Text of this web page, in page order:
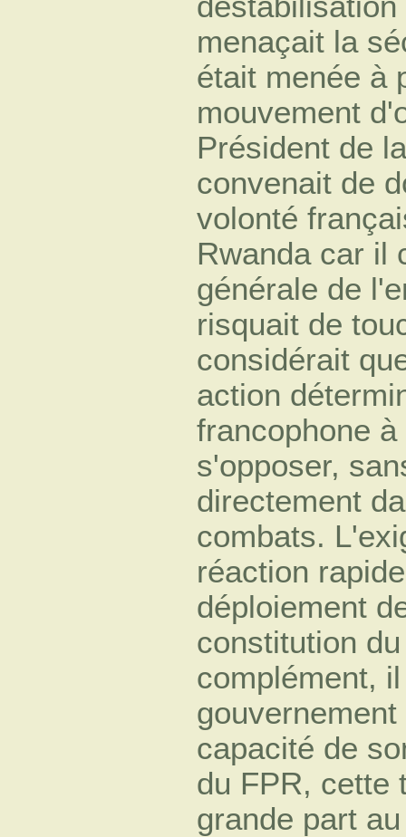
menaçait la
était menée à
mouvement
Président de
convenait de
volonté
Rwanda car il
générale de
risquait de
considérait
action
francophone
s'opposer,
directement
combats.
réaction
déploiement
constitution
complément,
capacité de
du FPR, cette
grande part